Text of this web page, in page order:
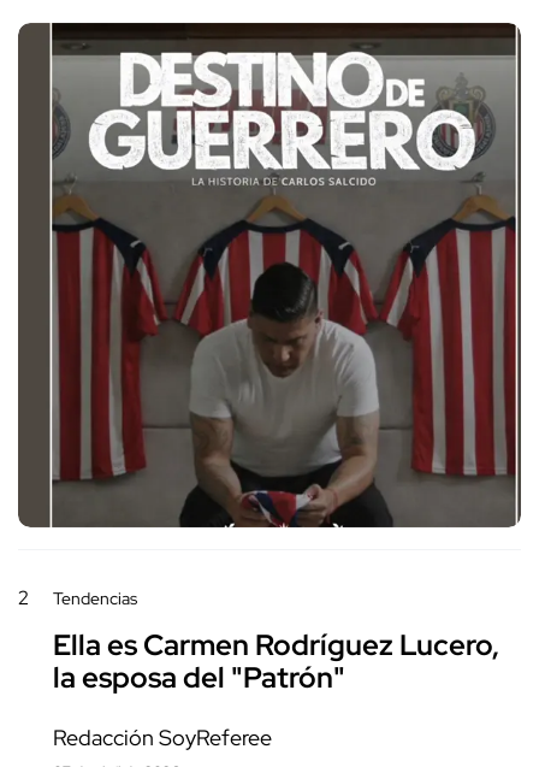
2 Tendencias
Ella es Carmen Rodríguez Lucero,
la esposa del "Patrón"
Redacción SoyReferee